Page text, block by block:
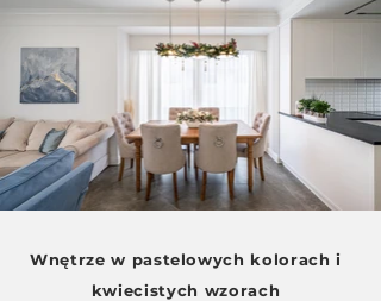
Wnętrze w pastelowych kolorach i
kwiecistych wzorach